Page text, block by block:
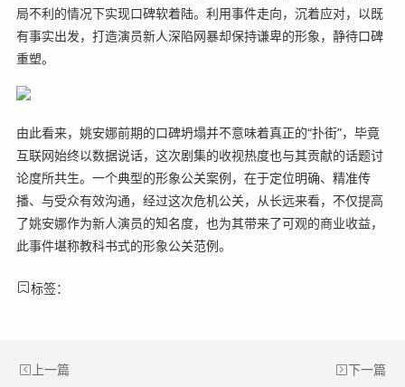
局不利的情况下实现口碑软着陆。利用事件走向，沉着应对，以既
有事实出发，打造演员新人深陷网暴却保持谦卑的形象，静待口碑
重塑。
由此看来，姚安娜前期的口碑坍塌并不意味着真正的“扑街”，毕竟
互联网始终以数据说话，这次剧集的收视热度也与其贡献的话题讨
论度所共生。一个典型的形象公关案例，在于定位明确、精准传
播、与受众有效沟通，经过这次危机公关，从长远来看，不仅提高
了姚安娜作为新人演员的知名度，也为其带来了可观的商业收益，
此事件堪称教科书式的形象公关范例。
标签：
上一篇 下一篇